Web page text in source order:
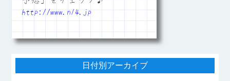
http://www.n14.jp
日付別アーカイブ